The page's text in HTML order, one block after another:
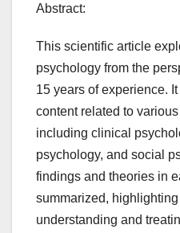
Abstract:
This scientific article
psychology from the
15 years of experience.
content related to
including clinical
psychology, and social
findings and theories in
summarized,
understanding and